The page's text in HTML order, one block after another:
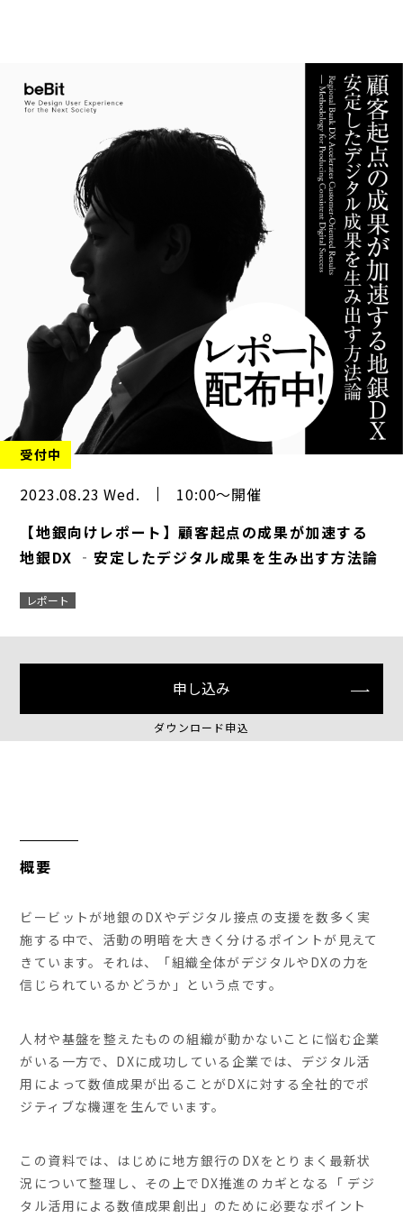
受付中
2023.08.23 Wed.
10:00～開催
【地銀向けレポート】顧客起点の成果が加速する
地銀DX ‐安定したデジタル成果を生み出す方法論
レポート
申し込み
ダウンロード申込
概要
ビービットが地銀のDXやデジタル接点の支援を数多く実
施する中で、活動の明暗を大きく分けるポイントが見えて
きています。それは、「組織全体がデジタルやDXの力を
信じられているかどうか」という点です。
人材や基盤を整えたものの組織が動かないことに悩む企業
がいる一方で、DXに成功している企業では、デジタル活
用によって数値成果が出ることがDXに対する全社的でポ
ジティブな機運を生んでいます。
この資料では、はじめに地方銀行のDXをとりまく最新状
況について整理し、その上でDX推進のカギとなる「 デジ
タル活用による数値成果創出」のために必要なポイント